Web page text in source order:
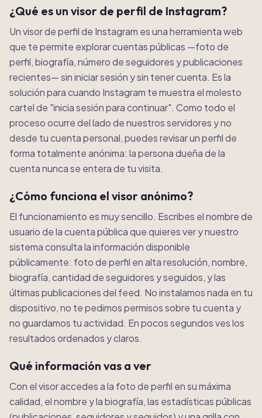
¿Qué es un visor de perfil de Instagram?
Un visor de perfil de Instagram es una herramienta web
que te permite explorar cuentas públicas —foto de
perfil, biografía, número de seguidores y publicaciones
recientes— sin iniciar sesión y sin tener cuenta. Es la
solución para cuando Instagram te muestra el molesto
cartel de "inicia sesión para continuar". Como todo el
proceso ocurre del lado de nuestros servidores y no
desde tu cuenta personal, puedes revisar un perfil de
forma totalmente anónima: la persona dueña de la
cuenta nunca se entera de tu visita.
¿Cómo funciona el visor anónimo?
El funcionamiento es muy sencillo. Escribes el nombre de
usuario de la cuenta pública que quieres ver y nuestro
sistema consulta la información disponible
públicamente: foto de perfil en alta resolución, nombre,
biografía, cantidad de seguidores y seguidos, y las
últimas publicaciones del feed. No instalamos nada en tu
dispositivo, no te pedimos permisos sobre tu cuenta y
no guardamos tu actividad. En pocos segundos ves los
resultados ordenados y claros.
Qué información vas a ver
Con el visor accedes a la foto de perfil en su máxima
calidad, el nombre y la biografía, las estadísticas públicas